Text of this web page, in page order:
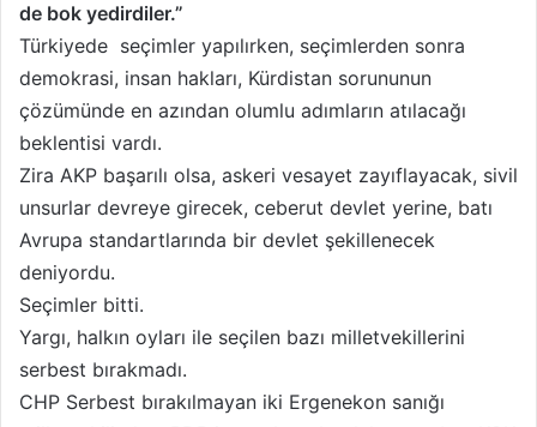
ö
d
e
r
de bok yedirdiler.”
Türkiyede seçimler yapılırken, seçimlerden sonra
demokrasi, insan hakları, Kürdistan sorununun
çözümünde en azından olumlu adımların atılacağı
beklentisi vardı.
Zira AKP başarılı olsa, askeri vesayet zayıflayacak, sivil
unsurlar devreye girecek, ceberut devlet yerine, batı
Avrupa standartlarında bir devlet şekillenecek
deniyordu.
Seçimler bitti.
Yargı, halkın oyları ile seçilen bazı milletvekillerini
serbest bırakmadı.
CHP Serbest bırakılmayan iki Ergenekon sanığı